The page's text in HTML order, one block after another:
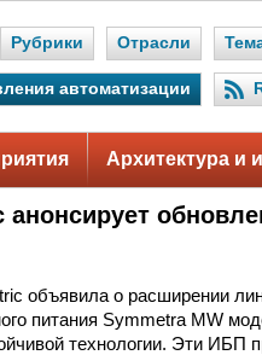
Рубрики Отрасли
автоматизации
Архитектура и
объявила о расширении
питания Symmetra MW
технологии. Эти ИБП